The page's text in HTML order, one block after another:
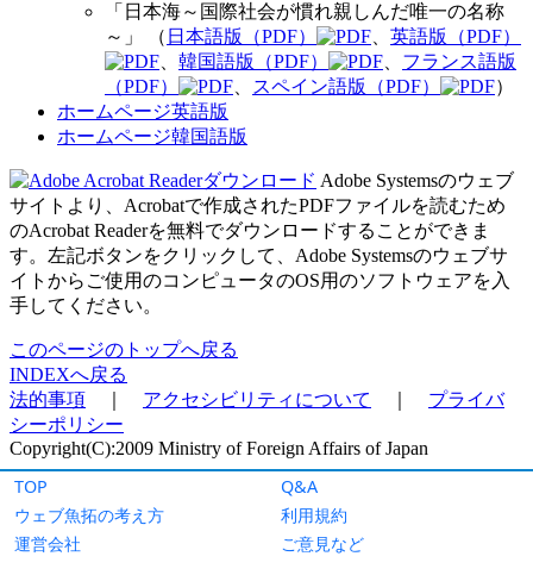
TOP
Q&A
ウェブ魚拓の考え方
利用規約
運営会社
ご意見など